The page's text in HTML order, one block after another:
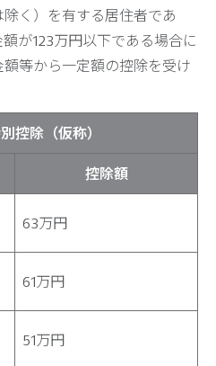
く）を有する居住者であ
が123万円以下である場合に
等から一定額の控除を受け
控除（仮称）
控除額
63万円
61万円
51万円